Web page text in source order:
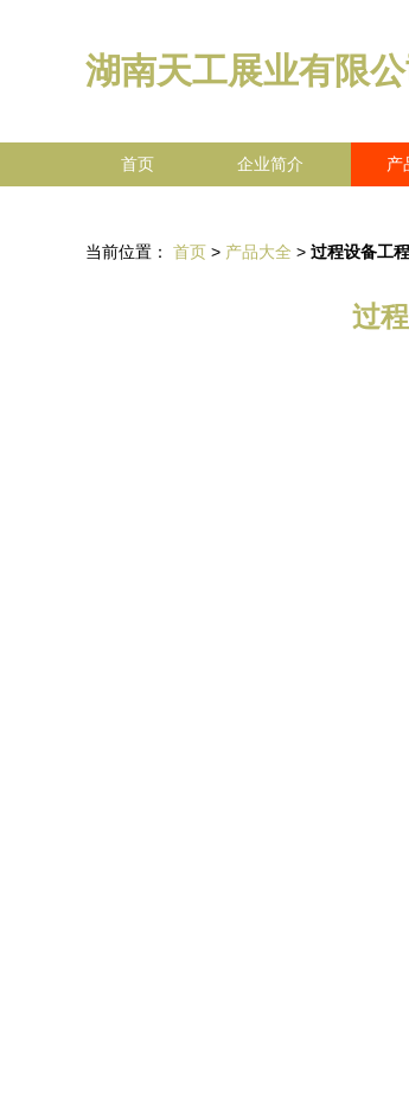
湖南天工展业有限公
首页 企业简介 产
当前位置： 首页 > 产品大全 > 过程设备工
过